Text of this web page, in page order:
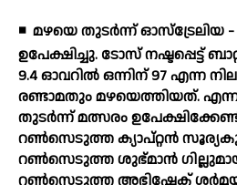
◾ മഴയെ തുടര്‍ന്ന് ഓസ്‌ട്രേലിയ -
ഉപേക്ഷിച്ചു. ടോസ് നഷ്ടപ്പെട്ട്
9.4 ഓവറില്‍ ഒന്നിന് 97 എന്ന
രണ്ടാമതും മഴയെത്തിയത്.
തുടര്‍ന്ന് മത്സരം
റണ്‍സെടുത്ത ക്യാപ്റ്റന്‍
റണ്‍സെടുത്ത ശുഭ്മാന്‍